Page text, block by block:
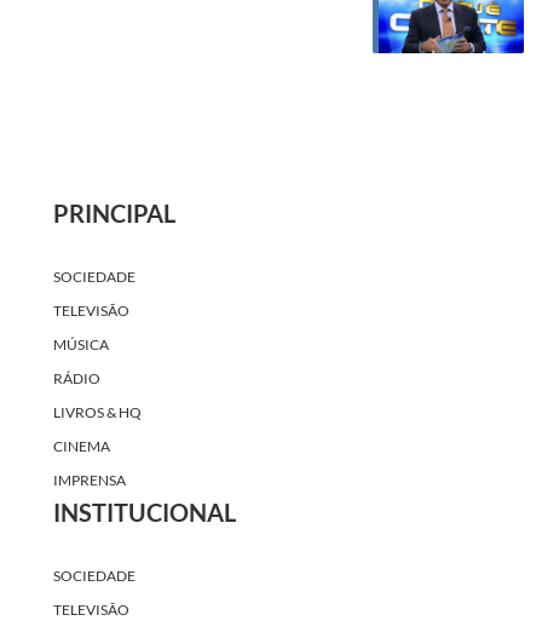
PRINCIPAL
SOCIEDADE
TELEVISÃO
MÚSICA
RÁDIO
LIVROS & HQ
CINEMA
IMPRENSA
INSTITUCIONAL
SOCIEDADE
TELEVISÃO